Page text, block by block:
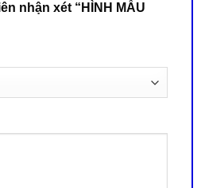
nhận xét “HÌNH MẪU